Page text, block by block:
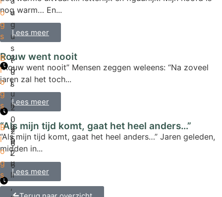
u
g
u
s
t
u
s
,
2
0
2
6
o
g
s
nog warm… En...
Lees meer
2
6
j
u
li
,
2
0
2
6
B
l
o
g
s
Rouw went nooit
“Rouw went nooit” Mensen zeggen weleens: “Na zoveel
jaren zal het toch...
Lees meer
2
5
j
u
li
,
B
l
o
g
s
“Als mijn tijd komt, gaat het heel anders…”
“Als mijn tijd komt, gaat het heel anders…” Jaren geleden,
midden in...
Lees meer